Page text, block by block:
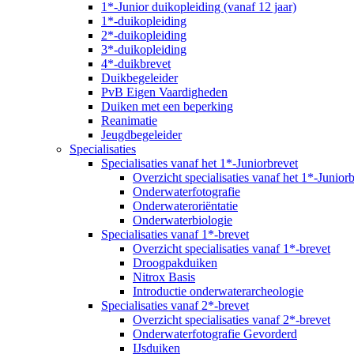
1*-Junior duikopleiding (vanaf 12 jaar)
1*-duikopleiding
2*-duikopleiding
3*-duikopleiding
4*-duikbrevet
Duikbegeleider
PvB Eigen Vaardigheden
Duiken met een beperking
Reanimatie
Jeugdbegeleider
Specialisaties
Specialisaties vanaf het 1*-Juniorbrevet
Overzicht specialisaties vanaf het 1*-
Onderwaterfotografie
Onderwateroriëntatie
Onderwaterbiologie
Specialisaties vanaf 1*-brevet
Overzicht specialisaties vanaf 1*-brevet
Droogpakduiken
Nitrox Basis
Introductie onderwaterarcheologie
Specialisaties vanaf 2*-brevet
Overzicht specialisaties vanaf 2*-brevet
Onderwaterfotografie Gevorderd
IJsduiken